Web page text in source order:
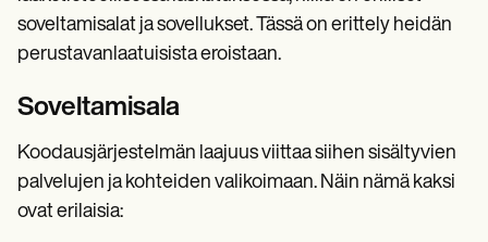
soveltamisalat ja sovellukset. Tässä on erittely heidän
perustavanlaatuisista eroistaan.
Soveltamisala
Koodausjärjestelmän laajuus viittaa siihen sisältyvien
palvelujen ja kohteiden valikoimaan. Näin nämä kaksi
ovat erilaisia: